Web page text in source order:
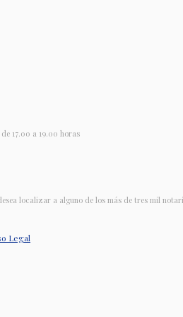
17.00 a 19.00 horas
localizar a alguno de los más de tres mil
Legal